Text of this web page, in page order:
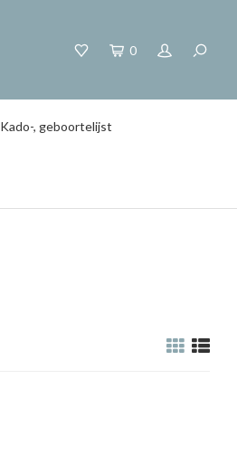
0
Kado-, geboortelijst